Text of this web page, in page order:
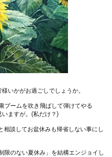
いかがお過ごしでしょうか。
ブームを吹き飛ばして弾けてやる
ますが。(私だけ？)
談してお盆休みも帰省しない事にし
限のない夏休み」を結構エンジョイし